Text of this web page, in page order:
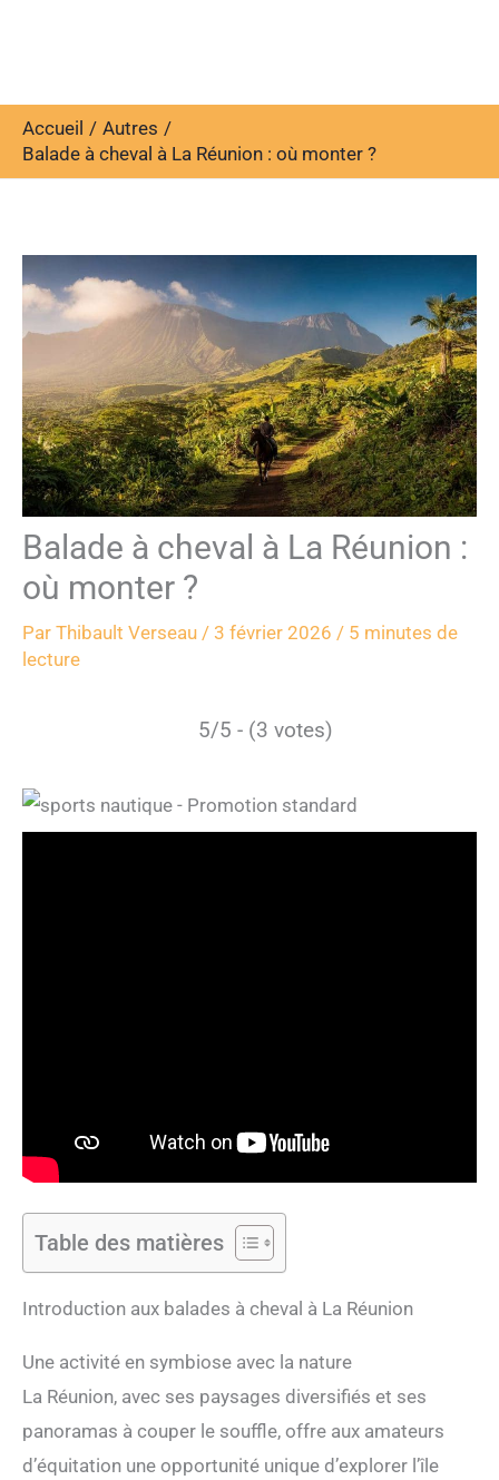
Accueil
Autres
Balade à cheval à La Réunion : où monter ?
Balade à cheval à La Réunion :
où monter ?
Par Thibault Verseau / 3 février 2026 / 5 minutes de
lecture
5/5 - (3 votes)
Table des matières
Introduction aux balades à cheval à La Réunion
Une activité en symbiose avec la nature
La Réunion, avec ses paysages diversifiés et ses
panoramas à couper le souffle, offre aux amateurs
d’équitation une opportunité unique d’explorer l’île